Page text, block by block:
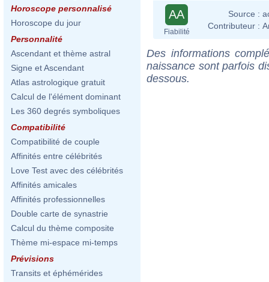
Horoscope personnalisé
Horoscope du jour
Personnalité
Ascendant et thème astral
Signe et Ascendant
Atlas astrologique gratuit
Calcul de l'élément dominant
Les 360 degrés symboliques
Compatibilité
Compatibilité de couple
Affinités entre célébrités
Love Test avec des célébrités
Affinités amicales
Affinités professionnelles
Double carte de synastrie
Calcul du thème composite
Thème mi-espace mi-temps
Prévisions
Transits et éphémérides
AA
Fiabilité
Source :
Contributeur :
Des informations
naissance sont parfois
dessous.